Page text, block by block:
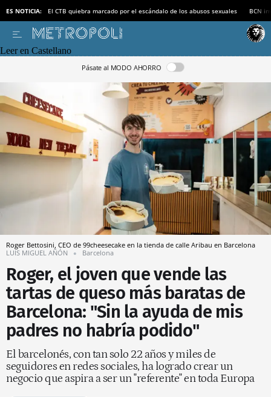
ES NOTICIA: El CTB quiebra marcado por el escándalo de los abusos sexuales BCN
Leer en Castellano
Pásate al MODO AHORRO
Roger Bettosini, CEO de 99cheesecake en la tienda de calle Aribau en Barcelona
LUIS MIGUEL AÑÓN
Barcelona
Roger, el joven que vende las
tartas de queso más baratas de
Barcelona: "Sin la ayuda de mis
padres no habría podido"
El barcelonés, con tan solo 22 años y miles de
seguidores en redes sociales, ha logrado crear un
negocio que aspira a ser un "referente" en toda Europa